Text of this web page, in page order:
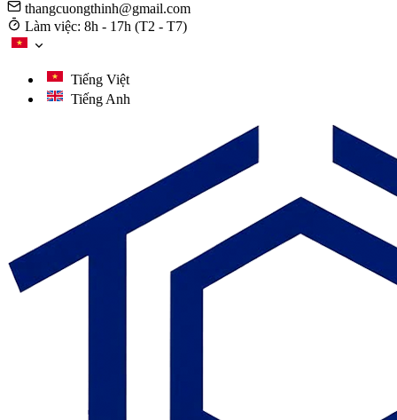
thangcuongthinh@gmail.com
Làm việc: 8h - 17h (T2 - T7)
Tiếng Việt
Tiếng Anh